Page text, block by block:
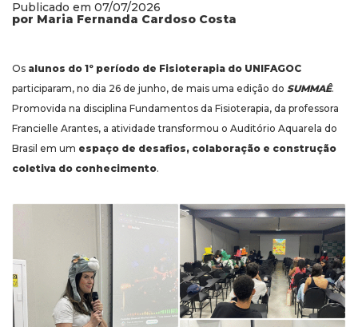
Publicado em 07/07/2026
por Maria Fernanda Cardoso Costa
Os alunos do 1º período de Fisioterapia do UNIFAGOC
participaram, no dia 26 de junho, de mais uma edição do SUMMAÊ.
Promovida na disciplina Fundamentos da Fisioterapia, da professora
Francielle Arantes, a atividade transformou o Auditório Aquarela do
Brasil em um espaço de desafios, colaboração e construção
coletiva do conhecimento.